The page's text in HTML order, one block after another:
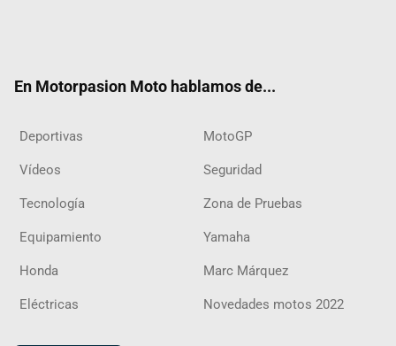
En Motorpasion Moto hablamos de...
Deportivas MotoGP
Vídeos Seguridad
Tecnología Zona de Pruebas
Equipamiento Yamaha
Honda Marc Márquez
Eléctricas Novedades motos 2022